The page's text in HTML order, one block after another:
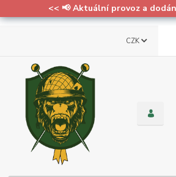
<< 📢 Aktuální provoz a
CZK